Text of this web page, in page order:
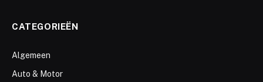
CATEGORIEËN
Algemeen
Auto & Motor